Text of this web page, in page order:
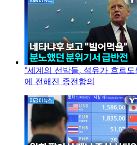
"세계의 선박들, 석유가 흐르
에 전해진 종전합의